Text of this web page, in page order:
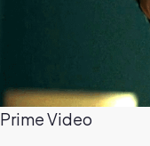
Prime Video